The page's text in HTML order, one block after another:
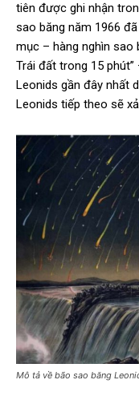
tiên được ghi nhận
sao băng năm 1966
mục – hàng nghìn sao
Trái đất trong 15
Leonids gần đây nhất
Leonids tiếp theo sẽ
Mô tả về bão sao băng